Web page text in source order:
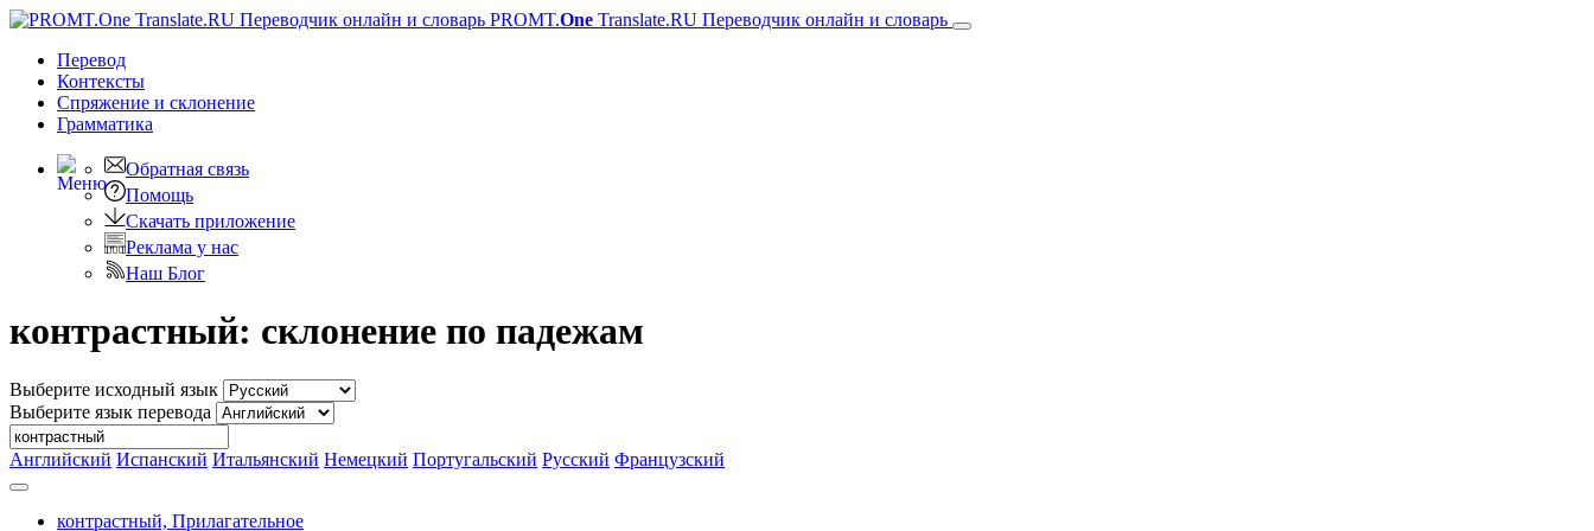
PROMT.One Translate.RU Переводчик онлайн и словарь
Перевод
Контексты
Спряжение и склонение
Грамматика
Обратная связь
Помощь
Скачать приложение
Реклама у нас
Наш Блог
контрастный: склонение по падежам
Выберите исходный язык
Выберите язык перевода
Английский Испанский Итальянский Немецкий Португальский Русский Французский
контрастный, Прилагательное